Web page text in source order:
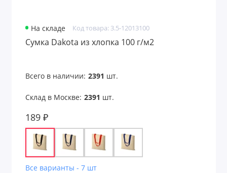
На складе Код товара: 3.5-12013100
Сумка Dakota из хлопка 100 г/м2
Всего в наличии: 2391 шт.
Склад в Москве: 2391 шт.
189 ₽
Все варианты - 7 шт